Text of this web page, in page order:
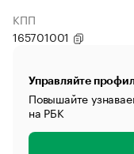
КПП
165701001
Управляйте
Повышайте
на РБК